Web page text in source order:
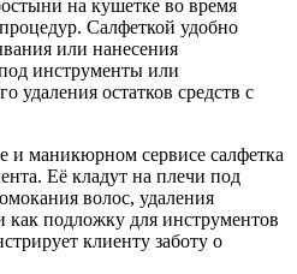
на кушетке во время
Салфеткой удобно
или нанесения
инструменты или
удаления остатков средств с
и маникюрном сервисе салфетка
Её кладут на плечи под
волос, удаления
подложку для инструментов
клиенту заботу о